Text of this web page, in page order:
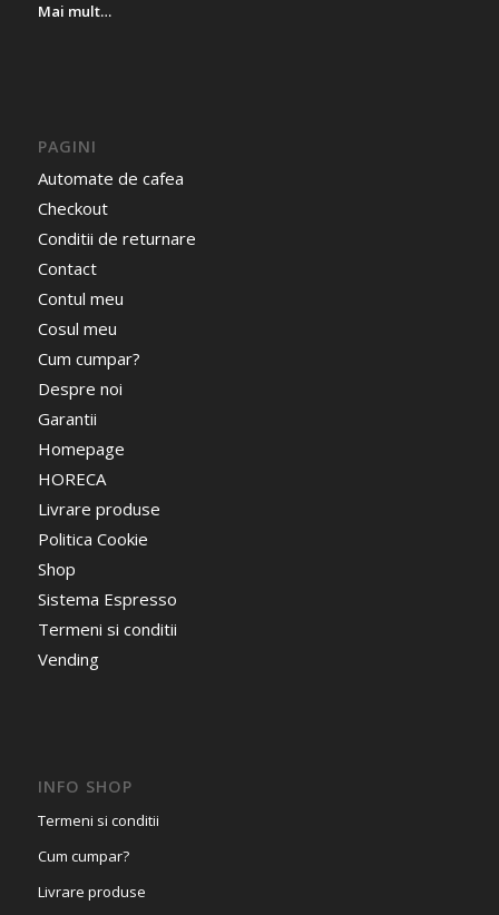
Mai mult…
PAGINI
Automate de cafea
Checkout
Conditii de returnare
Contact
Contul meu
Cosul meu
Cum cumpar?
Despre noi
Garantii
Homepage
HORECA
Livrare produse
Politica Cookie
Shop
Sistema Espresso
Termeni si conditii
Vending
INFO SHOP
Termeni si conditii
Cum cumpar?
Livrare produse